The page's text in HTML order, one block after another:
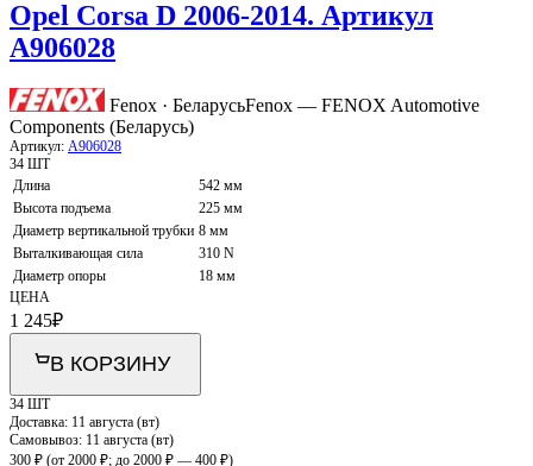
Opel Corsa D 2006-2014. Артикул
A906028
Fenox · БеларусьFenox — FENOX Automotive
Components (Беларусь)
Артикул: A906028
34 ШТ
Длина
542 мм
Высота подъема
225 мм
Диаметр вертикальной трубки 8 мм
Выталкивающая сила
310 N
Диаметр опоры
18 мм
ЦЕНА
1 245₽
В КОРЗИНУ
34 ШТ
Доставка: 11 августа (вт)
Самовывоз: 11 августа (вт)
300 ₽ (от 2000 ₽; до 2000 ₽ — 400 ₽)